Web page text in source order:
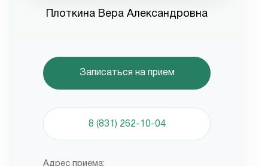
Плоткина Вера Александровна
Записаться на прием
8 (831) 262-10-04
Адрес приема: